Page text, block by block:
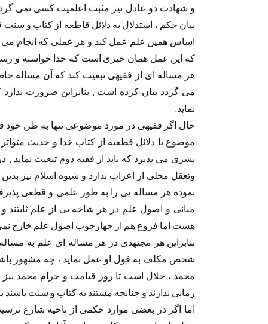
و شهادت دو عادل نیز مثبت اعلمیت کسی نمی
بیان حکم ، استدلال به دلائل قاطعه از کتاب و
اساس همین علم عمل کند و هر عملی که انجام می
که این عمل همان خیری است که خدا خواسته و
هر مساله ای از فقیهی تبعیت کند که آن مساله
می گردد بیان کرده است . بنابراین ضرورت
نماید.
حال اگر فقیهی در مورد موضوعی تنها به ظن خود
موضوع با دلائل قطعیه از کتاب خدا و حدیث
بشری می پذیرد که باید از فقیه دوم تبعیت
وتعقل محلی از اعراب ندارد و شیوه اسلام نیز
نموده هر مساله یی را به طور علمی و قطعی
مبانی و اصول علم در هر شاخه یی از علم
هست اما فروع هم از چهارچوب اصول علم خارج نمی
بنابراین هر مجتهدی در هر مساله ای علم به
شخص مکلف به قول او عمل نماید ، چه مشهور
محمد ، حلال است تا روز قیامت و حرام محمد
زمانی ندارند و چنانچه مستند به کتاب و سنت باشند
اما اگر در بعضی موارد حکمی از ناحیه شارع